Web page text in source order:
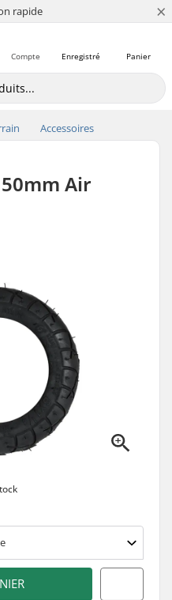
rapide
clients ×
Panier
Enregistré
Compte
Accessoires
Air